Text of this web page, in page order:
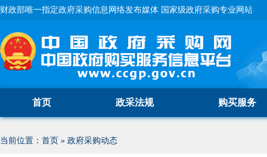
财政部唯一指定政府采购信息网络发布媒体 国家级政府采购专业网站
首页 政采法规 购买服务
当前位置： 首页 » 政府采购动态